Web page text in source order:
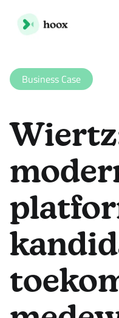
Business Case